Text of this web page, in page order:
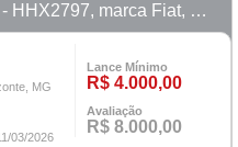
LOTE 02 - HHX2797, marca Fiat, modelo Uno Mille Fire Flex, ano 2008/2008
MG
03/2026
Lance Mínimo
R$ 4.000,00
Avaliação
R$ 8.000,00